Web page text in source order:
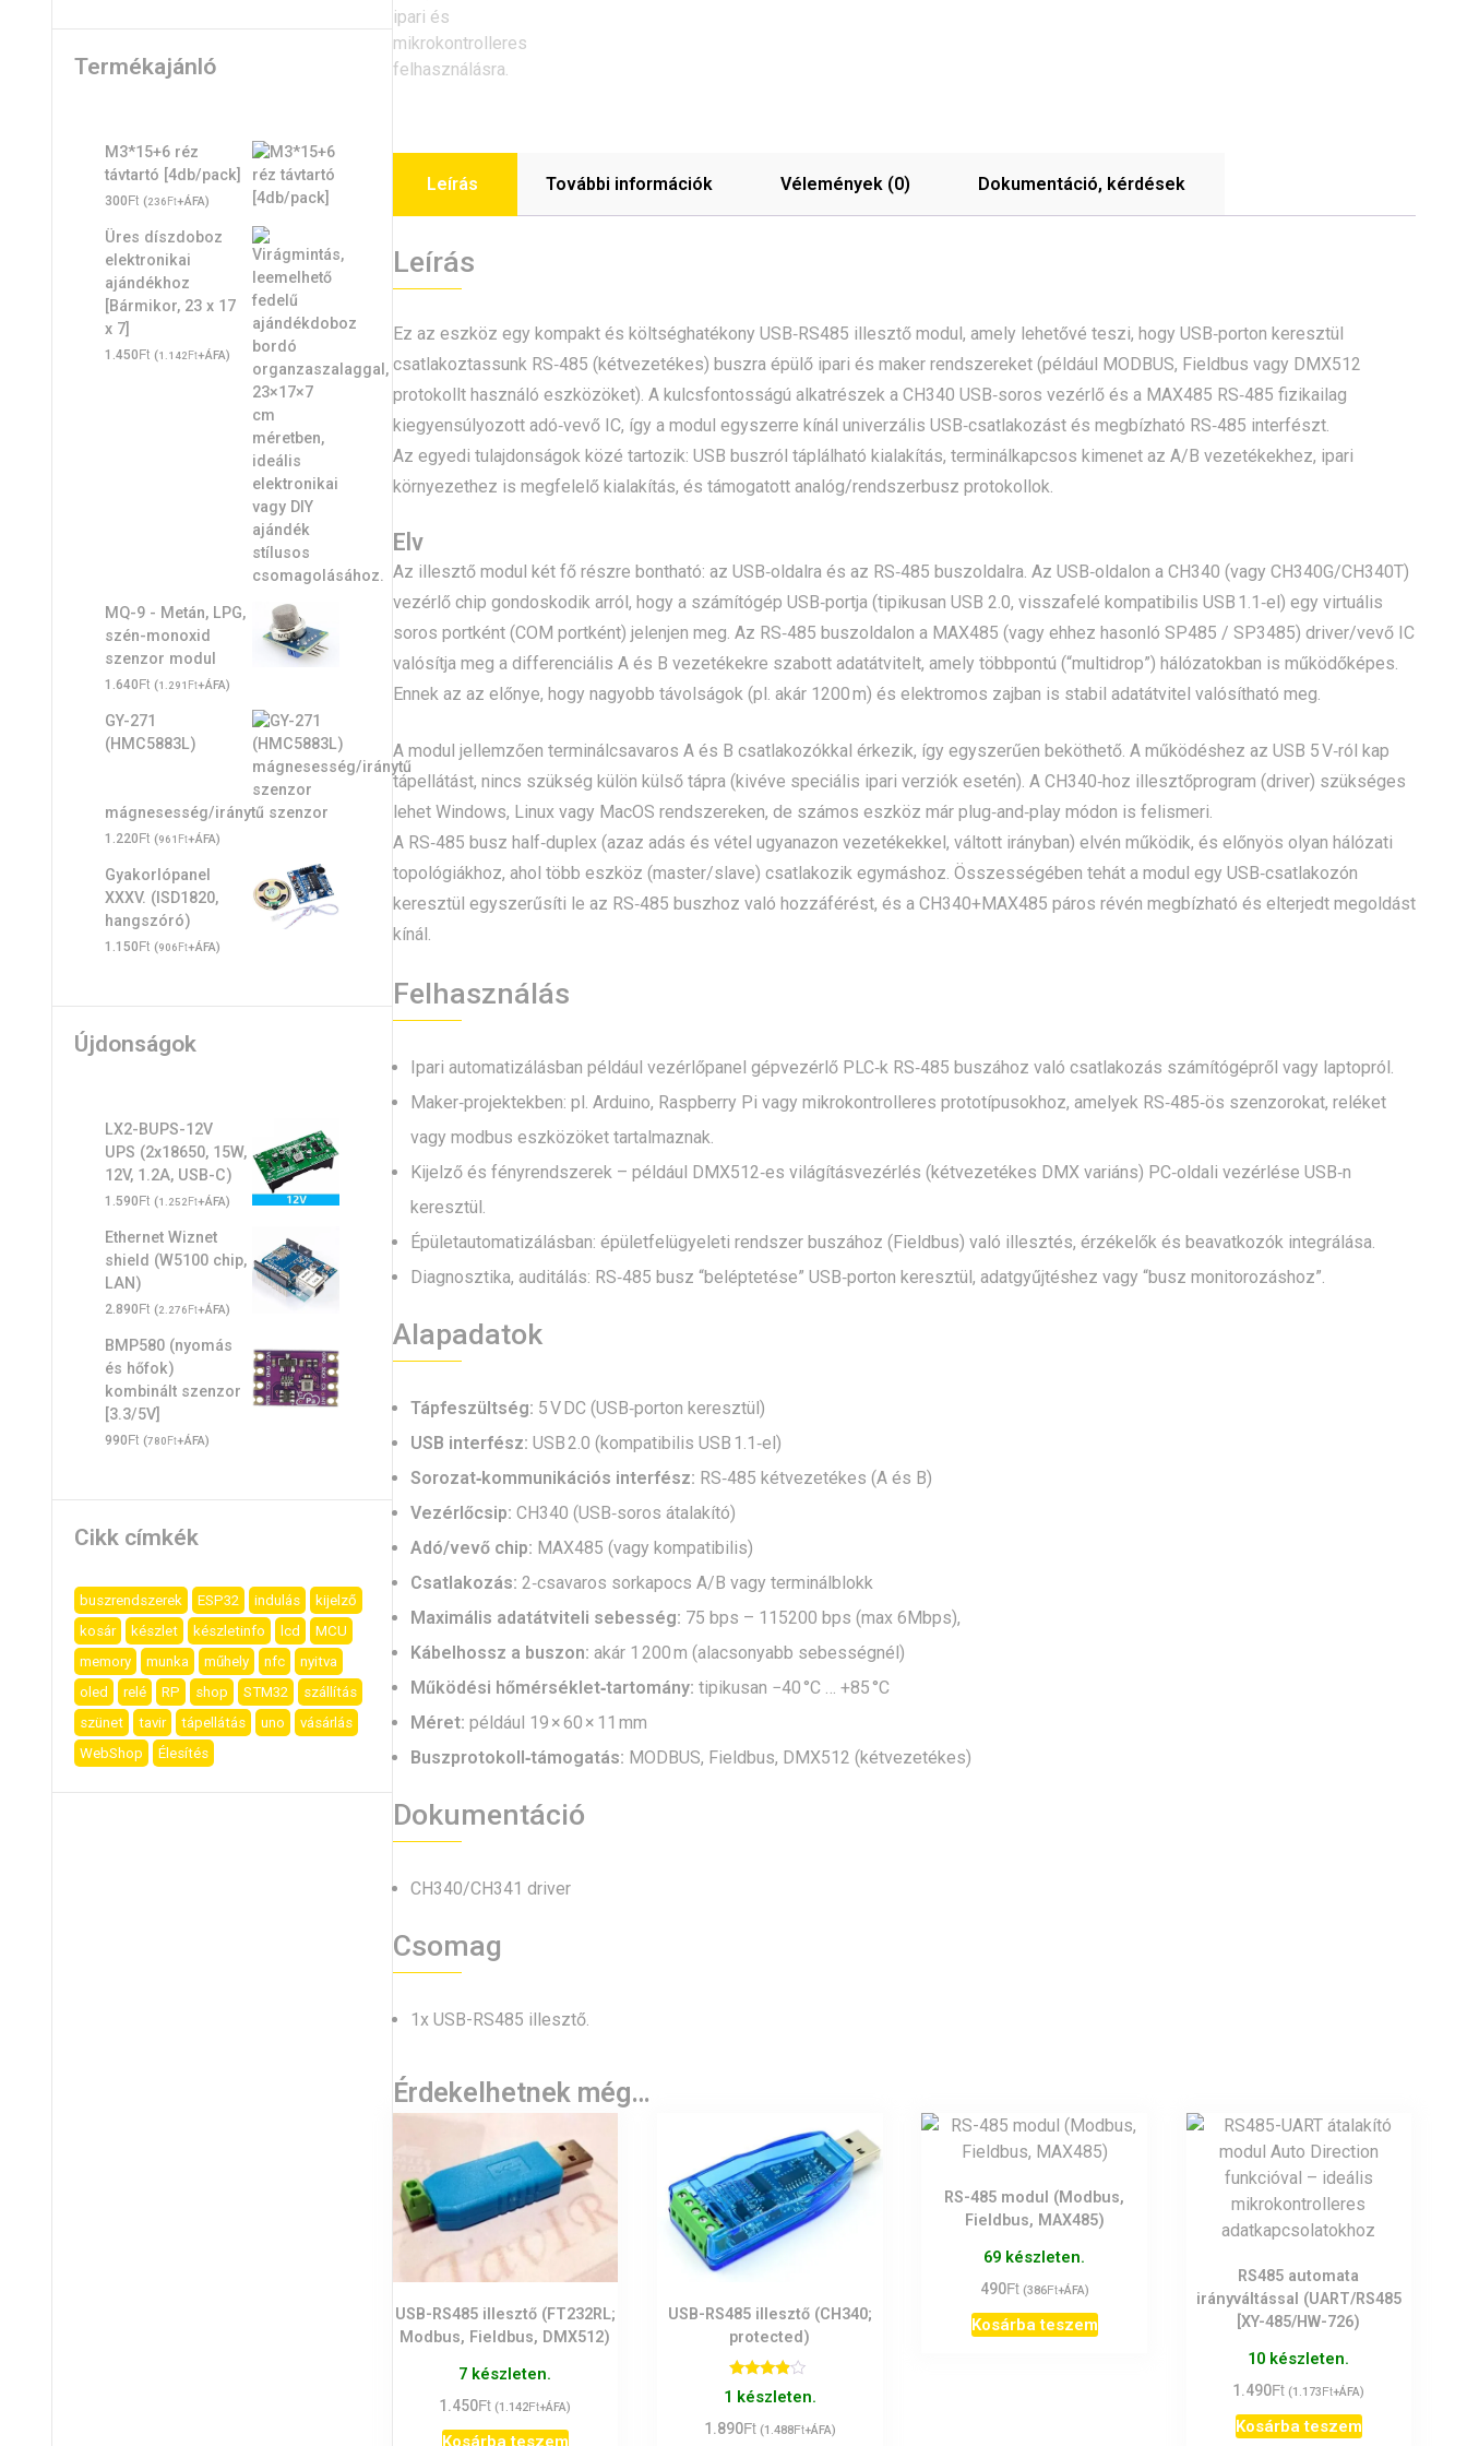
Leírás További információk Vélemények (0) Dokumentáció, kérdések
Leírás
Ez az eszköz egy kompakt és költséghatékony USB‑RS485 illesztő modul, amely lehetővé teszi, hogy USB‑porton keresztül
csatlakoztassunk RS‑485 (kétvezetékes) buszra épülő ipari és maker rendszereket (például MODBUS, Fieldbus vagy DMX512
protokollt használó eszközöket). A kulcsfontosságú alkatrészek a CH340 USB‑soros vezérlő és a MAX485 RS‑485 fizikailag
kiegyensúlyozott adó‑vevő IC, így a modul egyszerre kínál univerzális USB‑csatlakozást és megbízható RS‑485 interfészt.
Az egyedi tulajdonságok közé tartozik: USB buszról táplálható kialakítás, terminálkapcsos kimenet az A/B vezetékekhez, ipari
környezethez is megfelelő kialakítás, és támogatott analóg/rendszer­busz protokollok.
Elv
Az illesztő modul két fő részre bontható: az USB‑oldalra és az RS‑485 buszoldalra. Az USB‑oldalon a CH340 (vagy CH340G/CH340T)
vezérlő chip gondoskodik arról, hogy a számítógép USB‑portja (tipikusan USB 2.0, visszafelé kompatibilis USB 1.1‑el) egy virtuális
soros portként (COM portként) jelenjen meg. Az RS‑485 buszoldalon a MAX485 (vagy ehhez hasonló SP485 / SP3485) driver/vevő IC
valósítja meg a differenciális A és B vezetékekre szabott adatátvitelt, amely többpontú (“multidrop”) hálózatokban is működőképes.
Ennek az az előnye, hogy nagyobb távolságok (pl. akár 1200 m) és elektromos zajban is stabil adatátvitel valósítható meg.
A modul jellemzően terminálcsavaros A és B csatlakozókkal érkezik, így egyszerűen beköthető. A működéshez az USB 5 V‑ról kap
tápellátást, nincs szükség külön külső tápra (kivéve speciális ipari verziók esetén). A CH340‑hoz illesztőprogram (driver) szükséges
lehet Windows, Linux vagy MacOS rendszereken, de számos eszköz már plug‑and‑play módon is felismeri.
A RS‑485 busz half‑duplex (azaz adás és vétel ugyanazon vezetékekkel, váltott irányban) elvén működik, és előnyös olyan hálózati
topológiákhoz, ahol több eszköz (master/slave) csatlakozik egymáshoz. Összességében tehát a modul egy USB‑csatlakozón
keresztül egyszerűsíti le az RS‑485 buszhoz való hozzáférést, és a CH340+MAX485 páros révén megbízható és elterjedt megoldást
kínál.
Felhasználás
Ipari automatizálásban például vezérlőpanel gépvezérlő PLC‑k RS‑485 buszához való csatlakozás számítógépről vagy laptopról.
Maker‑projektekben: pl. Arduino, Raspberry Pi vagy mikrokontrolleres prototípusokhoz, amelyek RS‑485‑ös szenzorokat, reléket
vagy modbus eszközöket tartalmaznak.
Kijelző és fényrendszerek – például DMX512‑es világításvezérlés (kétvezetékes DMX variáns) PC‑oldali vezérlése USB‑n
keresztül.
Épületautomatizálásban: épületfelügyeleti rendszer buszához (Fieldbus) való illesztés, érzékelők és beavatkozók integrálása.
Diagnosztika, auditálás: RS‑485 busz “beléptetése” USB‑porton keresztül, adatgyűjtéshez vagy “busz monitorozáshoz”.
Alapadatok
Tápfeszültség: 5 V DC (USB‑porton keresztül)
USB interfész: USB 2.0 (kompatibilis USB 1.1‑el)
Sorozat‑kommunikációs interfész: RS‑485 kétvezetékes (A és B)
Vezérlőcsip: CH340 (USB‑soros átalakító)
Adó/vevő chip: MAX485 (vagy kompatibilis)
Csatlakozás: 2‑csavaros sorkapocs A/B vagy terminálblokk
Maximális adatátviteli sebesség: 75 bps – 115200 bps (max 6Mbps),
Kábelhossz a buszon: akár 1 200 m (alacsonyabb sebességnél)
Működési hőmérséklet‑tartomány: tipikusan −40 °C … +85 °C
Méret: például 19 × 60 × 11 mm
Buszprotokoll‑támogatás: MODBUS, Fieldbus, DMX512 (kétvezetékes)
Dokumentáció
CH340/CH341 driver
Csomag
1x USB-RS485 illesztő.
Érdekelhetnek még…
USB-RS485 illesztő (FT232RL;
Modbus, Fieldbus, DMX512)
7 készleten.
1.450Ft (1.142Ft+ÁFA)
Kosárba teszem
USB-RS485 illesztő (CH340;
protected)
Értékelés:
3.67
1 készleten.
1.890Ft (1.488Ft+ÁFA)
RS-485 modul (Modbus,
Fieldbus, MAX485)
69 készleten.
490Ft (386Ft+ÁFA)
Kosárba teszem
RS485 automata
irányváltással (UART/RS485
[XY-485/HW-726)
10 készleten.
1.490Ft (1.173Ft+ÁFA)
Kosárba teszem
Termékajánló
M3*15+6 réz
távtartó [4db/pack]
300Ft (236Ft+ÁFA)
Üres díszdoboz
elektronikai
ajándékhoz
[Bármikor, 23 x 17
x 7]
1.450Ft (1.142Ft+ÁFA)
MQ-9 - Metán, LPG,
szén-monoxid
szenzor modul
1.640Ft (1.291 Ft+ÁFA)
GY-271
(HMC5883L)
mágnesesség/iránytű szenzor
1.220Ft (961 Ft+ÁFA)
Gyakorlópanel
XXXV. (ISD1820,
hangszóró)
1.150Ft (906Ft+ÁFA)
Újdonságok
LX2-BUPS-12V
UPS (2x18650, 15W,
12V, 1.2A, USB-C)
1.590Ft (1.252Ft+ÁFA)
Ethernet Wiznet
shield (W5100 chip,
LAN)
2.890Ft (2.276Ft+ÁFA)
BMP580 (nyomás
és hőfok)
kombinált szenzor
[3.3/5V]
990Ft (780Ft+ÁFA)
Cikk címkék
buszrendszerek ESP32 indulás
kijelző
kosár
készlet készletinfo lcd
MCU
memory
munka műhely nfc
nyitva
oled
relé RP shop STM32
szállítás
szünet
tavir tápellátás uno
vásárlás
WebShop
Élesítés